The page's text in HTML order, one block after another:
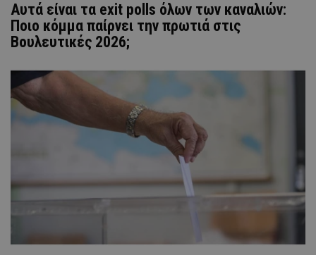
Αυτά είναι τα exit polls όλων των καναλιών:
Ποιο κόμμα παίρνει την πρωτιά στις
Βουλευτικές 2026;